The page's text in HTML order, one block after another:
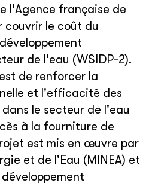
l'Agence française de
couvrir le coût du
de l'eau (WSIDP-2).
de renforcer la
et l'efficacité des
le secteur de l'eau
à la fourniture de
est mis en œuvre par
et de l'Eau (MINEA) et